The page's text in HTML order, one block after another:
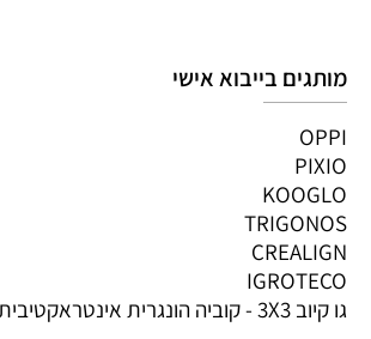
מותגים בייבוא אישי
OPPI
PIXIO
KOOGLO
TRIGONOS
CREALIGN
IGROTECO
גו קיוב 3X3 - קוביה הונגרית אינטראקטיבית